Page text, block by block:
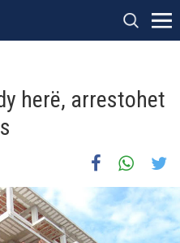
herë, arrestohet